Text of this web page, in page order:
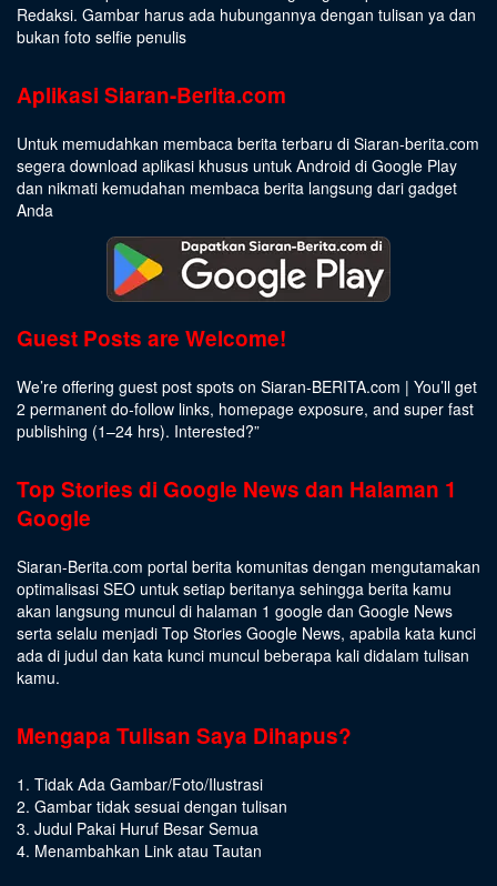
Redaksi. Gambar harus ada hubungannya dengan tulisan ya dan
bukan foto selfie penulis
Aplikasi Siaran-Berita.com
Untuk memudahkan membaca berita terbaru di Siaran-berita.com
segera download aplikasi khusus untuk Android di Google Play
dan nikmati kemudahan membaca berita langsung dari gadget
Anda
Guest Posts are Welcome!
We’re offering guest post spots on Siaran-BERITA.com | You’ll get
2 permanent do-follow links, homepage exposure, and super fast
publishing (1–24 hrs). Interested?”
Top Stories di Google News dan Halaman 1
Google
Siaran-Berita.com portal berita komunitas dengan mengutamakan
optimalisasi SEO untuk setiap beritanya sehingga berita kamu
akan langsung muncul di halaman 1 google dan Google News
serta selalu menjadi Top Stories Google News, apabila kata kunci
ada di judul dan kata kunci muncul beberapa kali didalam tulisan
kamu.
Mengapa Tulisan Saya Dihapus?
1. Tidak Ada Gambar/Foto/Ilustrasi
2. Gambar tidak sesuai dengan tulisan
3. Judul Pakai Huruf Besar Semua
4. Menambahkan Link atau Tautan